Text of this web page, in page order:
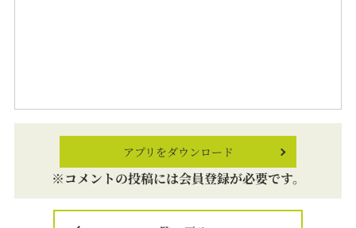
アプリをダウンロード
※コメントの投稿には会員登録が必要です。